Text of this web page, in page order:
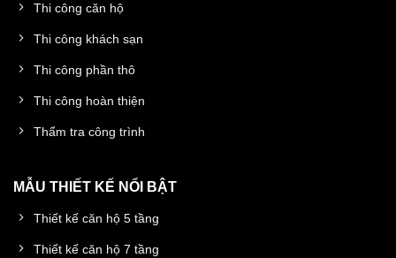
Thi công căn hộ
Thi công khách sạn
Thi công phần thô
Thi công hoàn thiện
Thẩm tra công trình
MẪU THIẾT KẾ NỔI BẬT
Thiết kế căn hộ 5 tầng
Thiết kế căn hộ 7 tầng